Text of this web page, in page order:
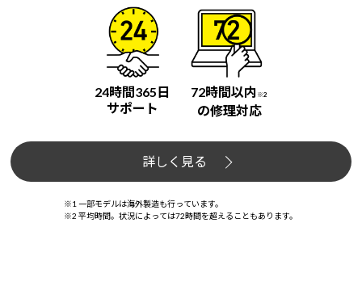
24時間365日
サポート
72時間以内 ※2
の修理対応
詳しく見る
※1 一部モデルは海外製造も行っています。
※2 平均時間。状況によっては72時間を超えることもあります。